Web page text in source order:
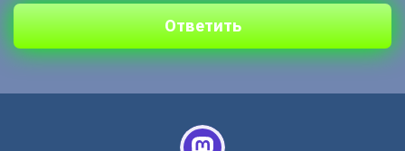
Ответить